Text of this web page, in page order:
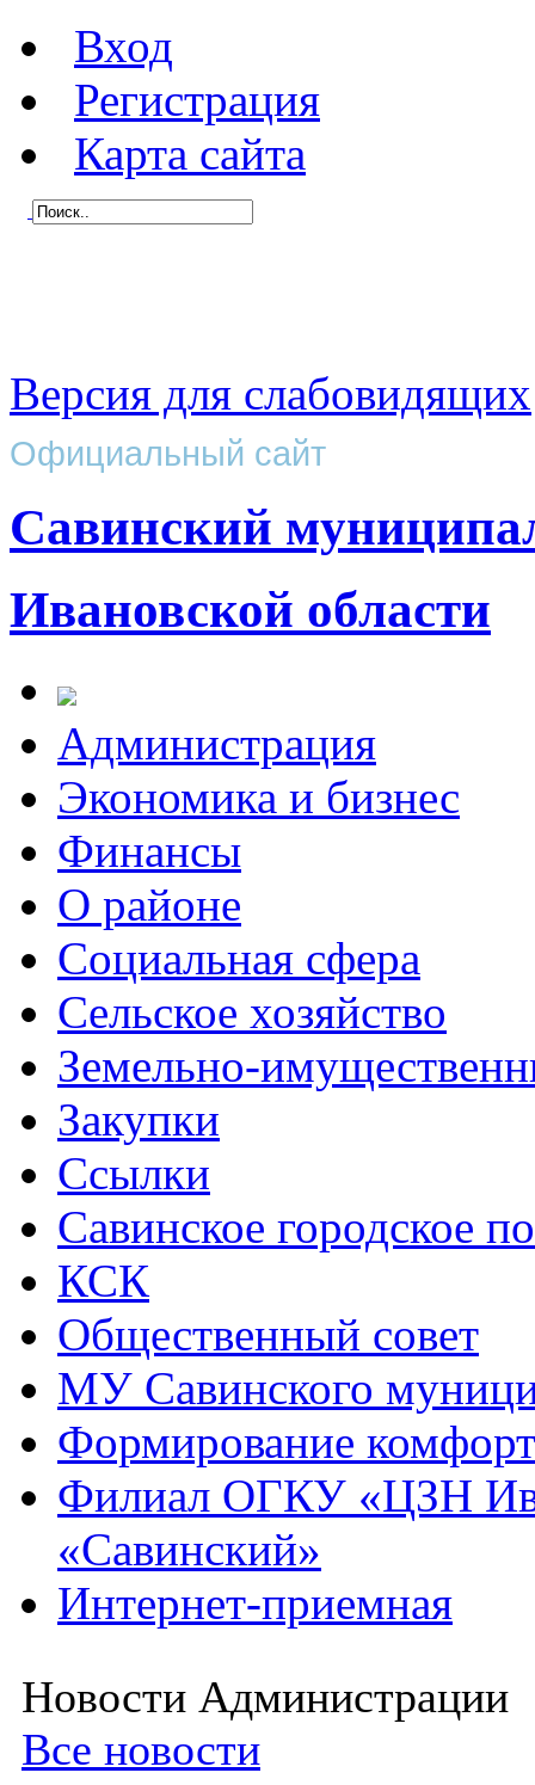
Вход
Регистрация
Карта сайта
Версия для слабовидящих
Официальный сайт
Савинский
Ивановской области
Администрация
Экономика и бизнес
Финансы
О районе
Социальная сфера
Сельское хозяйство
Земельно-
Закупки
Ссылки
Савинское городское
КСК
Общественный совет
МУ Савинского
Формирование
Филиал ОГКУ «ЦЗН
«Савинский»
Интернет-приемная
Новости Администрации
Все новости